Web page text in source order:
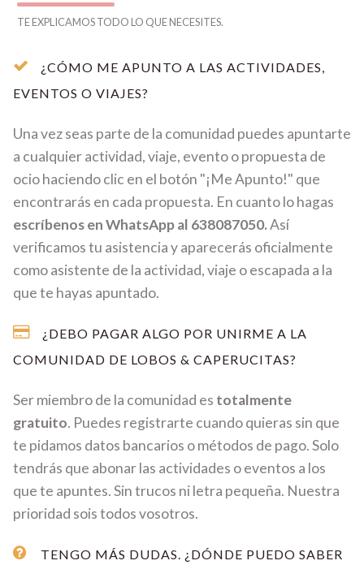
TE EXPLICAMOS TODO LO QUE NECESITES.
¿CÓMO ME APUNTO A LAS ACTIVIDADES,
EVENTOS O VIAJES?
Una vez seas parte de la comunidad puedes apuntarte
a cualquier actividad, viaje, evento o propuesta de
ocio haciendo clic en el botón "¡Me Apunto!" que
encontrarás en cada propuesta. En cuanto lo hagas
escríbenos en WhatsApp al 638087050.Así
verificamos tu asistencia y aparecerás oficialmente
como asistente de la actividad, viaje o escapada a la
que te hayas apuntado.
¿DEBO PAGAR ALGO POR UNIRME A LA
COMUNIDAD DE LOBOS & CAPERUCITAS?
Ser miembro de la comunidad es totalmente
gratuito. Puedes registrarte cuando quieras sin que
te pidamos datos bancarios o métodos de pago. Solo
tendrás que abonar las actividades o eventos a los
que te apuntes. Sin trucos ni letra pequeña. Nuestra
prioridad sois todos vosotros.
TENGO MÁS DUDAS. ¿DÓNDE PUEDO SABER